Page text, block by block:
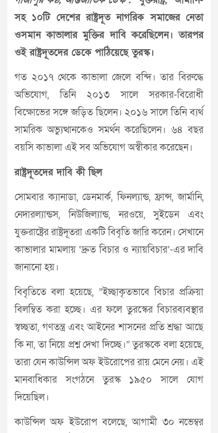
সহ ১০টি দেশের রাষ্ট্রদূত নাগরিক সমাজের নেতা
ওসমান কাভালার মুক্তির দাবি করেছিলেন। তারপর
ওই রাষ্ট্রদূতদের ডেকে পাঠিয়েছে তুরস্ক।
গত ২০১৭ থেকে কাভালা জেলে বন্দি। তার বিরুদ্ধে
অভিযোগ, তিনি ২০১৩ সালে সরকার-বিরোধী
বিক্ষোভের সঙ্গে জড়িত ছিলেন। ২০১৬ সালে তিনি ব্যর্থ
সামরিক অভ্যুত্থানকেও সমর্থন করেছিলেন। ৬৪ বছর
বয়সি কাভালা এই সব অভিযোগ অস্বীকার করেছেন।
রাষ্ট্রদূতদের দাবি কী ছিল
সোমবার ক্যানাডা, ডেনমার্ক, ফিনল্যান্ড, ফ্রান্স, জার্মানি,
নেদারল্যান্ডস, নিউজিল্যান্ড, নরওয়ে, সুইডেন এবং
যুক্তরাষ্ট্রের রাষ্ট্রদূতরা একটি বিবৃতি জারি করেন। সেখানে
কাভালার মামলায় ‘দ্রুত বিচার ও ন্যায়বিচার’-এর দাবি
জানানো হয়।
বিবৃতিতে বলা হয়েছে, ”ইচ্ছাকৃতভাবে বিচার প্রক্রিয়া
বিলম্বিত করা হচ্ছে। এর ফলে তুরস্কের বিচারব্যবস্থার
স্বচ্ছতা, গণতন্ত্র এবং আইনের শাসনের প্রতি শ্রদ্ধা আছে
কি না, তা নিয়ে প্রশ্ন দেখা দিচ্ছে।” তুরস্ককে বলা হয়েছে,
তারা যেন কাউন্সিল অফ ইউরোপের রায় মেনে নেয়। এই
মানবাধিকার সংগঠনে তুরস্ক ১৯৫০ সালে যোগ
দিয়েছিল।
কাউন্সিল অফ ইউরোপ বলেছে, আগামী ৩০ নভেম্বর